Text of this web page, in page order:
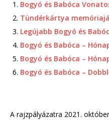
Bogyó és Babóca
Tündérkártya
Legújabb Bogyó és
Bogyó és Babóca –
Bogyó és Babóca –
Bogyó és Babóca –
A rajzpályázatra 2021.